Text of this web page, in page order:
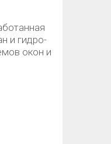
и гидро-
окон и